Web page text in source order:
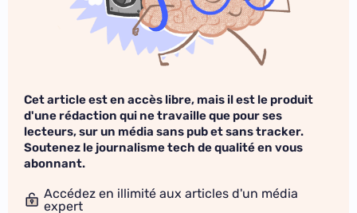
Cet article est en accès libre, mais il est le produit
d'une rédaction qui ne travaille que pour ses
lecteurs, sur un média sans pub et sans tracker.
Soutenez le journalisme tech de qualité en vous
abonnant.
Accédez en illimité aux articles d'un média
expert